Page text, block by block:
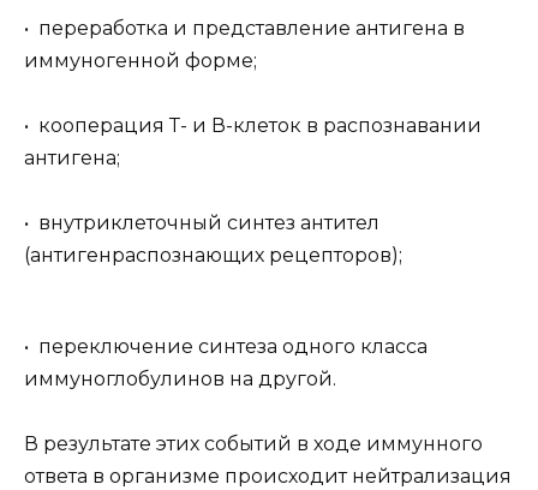
• переработка и представление антигена в
иммуногенной форме;
• кооперация Т- и В-клеток в распознавании
антигена;
• внутриклеточный синтез антител
(антигенраспознающих рецепторов);
• переключение синтеза одного класса
иммуноглобулинов на другой.
В результате этих событий в ходе иммунного
ответа в организме происходит нейтрализация